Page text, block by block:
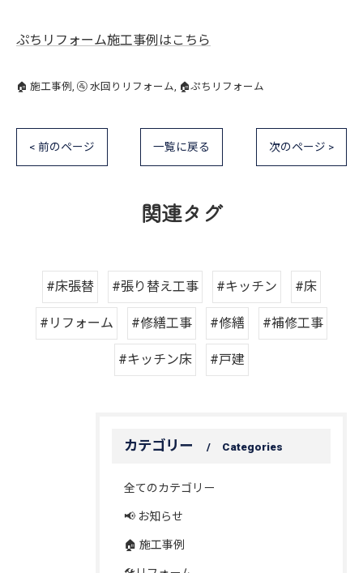
ぷちリフォーム施工事例はこちら
🏠 施工事例 🚰 水回りリフォーム 🏠ぷちリフォーム
< 前のページ 一覧に戻る 次のページ >
関連タグ
#床張替 #張り替え工事 #キッチン #床
#リフォーム #修繕工事 #修繕 #補修工事
#キッチン床 #戸建
カテゴリー Categories
全てのカテゴリー
📢 お知らせ
🏠 施工事例